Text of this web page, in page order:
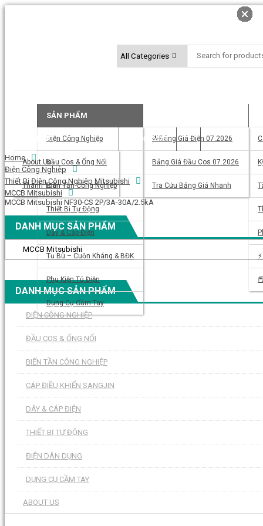
SẢN PHẨM
Điện Công Nghiệp
Đầu Cos & Ống Nối
Biến Tần Công Nghiệp
Thiết Bị Tự Động
Dây & Cáp Điện
Tụ Bù – Cuộn Kháng & BĐK
Phụ Kiện Tủ Điện
Dụng Cụ Cầm Tay
🌟Bảng Giá Điện 07.2026
Bảng Giá Đầu Cos 07.2026
Tra Cứu Bảng Giá Nhanh
LIÊN HỆ
About Us
Thanh Toán
TRỢ LÝ AI
Home
Điện Công Nghiệp
Thiết Bị Điện Công Nghiệp Mitsubishi
MCCB Mitsubishi
MCCB Mitsubishi NF30-CS 2P/3A-30A/2.5kA
DANH MỤC SẢN PHẨM
DANH MỤC SẢN PHẨM
ĐIỆN CÔNG NGHIỆP
ĐẦU COS & ỐNG NỐI
BIẾN TẦN CÔNG NGHIỆP
CÁP ĐIỀU KHIỂN SANGJIN
DÂY & CÁP ĐIỆN
THIẾT BỊ TỰ ĐỘNG
ĐIỆN DÂN DỤNG
DỤNG CỤ CẦM TAY
ABOUT US